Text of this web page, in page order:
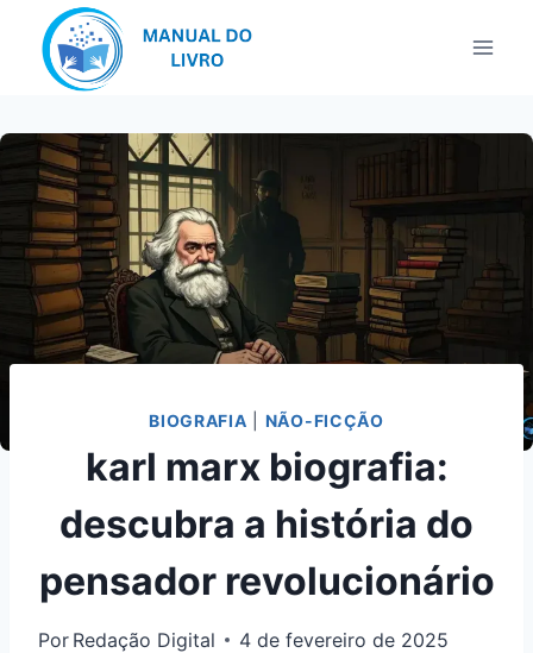
BIOGRAFIA NÃO-FICÇÃO
karl marx biografia:
descubra a história do
pensador revolucionário
Por Redação Digital 4 de fevereiro de 2025